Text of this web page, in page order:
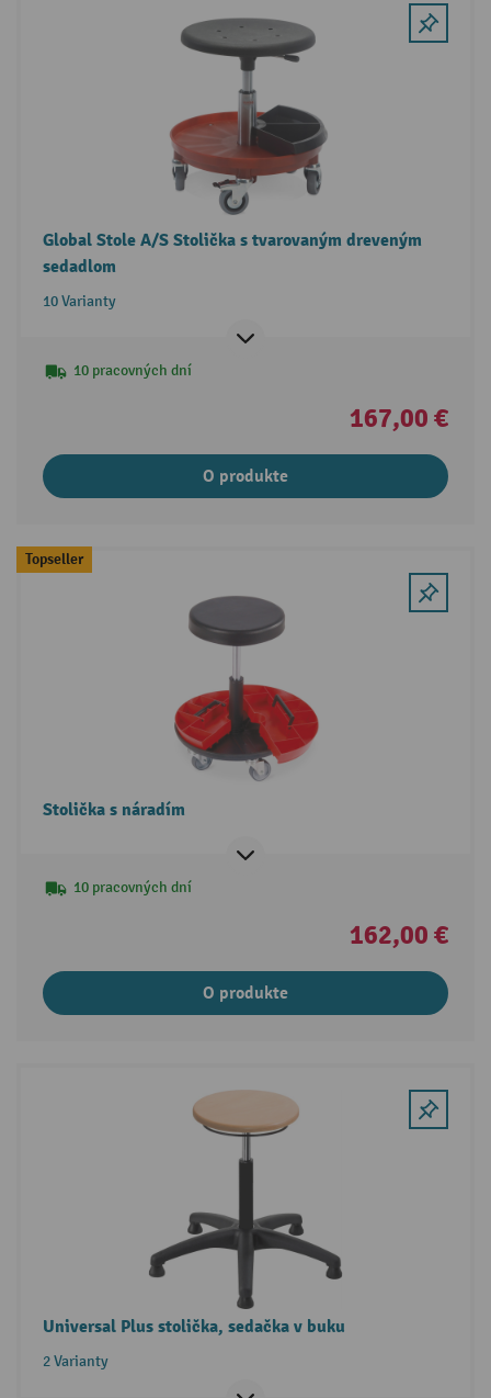
Global Stole A/S Stolička s tvarovaným dreveným
sedadlom
10 Varianty
10 pracovných dní
167,00 €
O produkte
Topseller
Stolička s náradím
10 pracovných dní
162,00 €
O produkte
Universal Plus stolička, sedačka v buku
2 Varianty